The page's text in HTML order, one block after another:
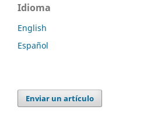
Idioma
English
Español
Enviar un artículo